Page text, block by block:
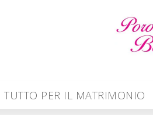
TUTTO PER IL MATRIMONIO